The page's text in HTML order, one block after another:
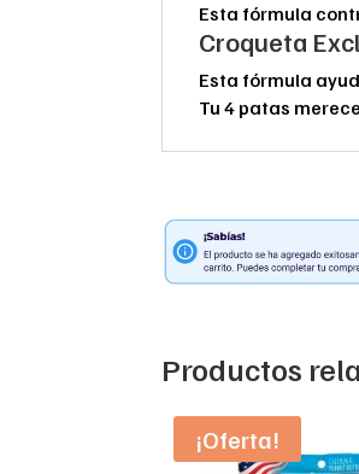
Esta fórmula
Croqueta
Esta fórmula
Tu 4 patas
Productos
¡Oferta!